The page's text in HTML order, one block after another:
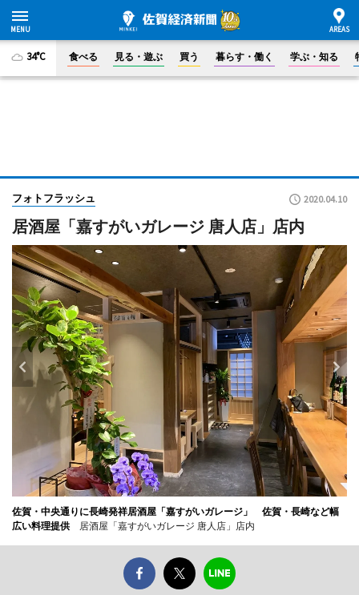
34°C 食べる 見る・遊ぶ 買う 暮らす・働く 学ぶ・知る
フォトフラッシュ 2020.04.10
居酒屋「嘉すがいガレージ 唐人店」店内
佐賀・中央通りに長崎発祥居酒屋「嘉すがいガレージ」 佐賀・長崎など幅
広い料理提供 居酒屋「嘉すがいガレージ 唐人店」店内